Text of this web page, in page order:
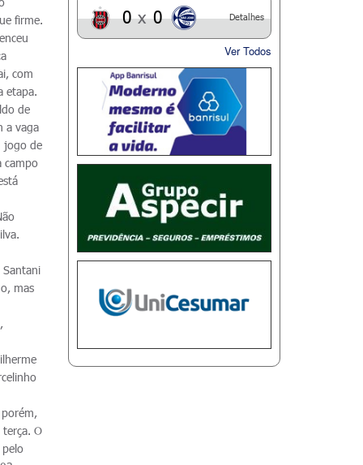
firme.
com
etapa.
de
a vaga
jogo de
campo
mas
porém,
O
0 x 0 Detalhes
Ver Todos